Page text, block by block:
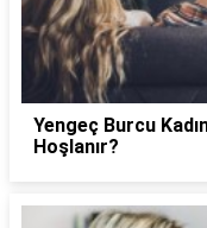
Yengeç Burcu
Hoşlanır?